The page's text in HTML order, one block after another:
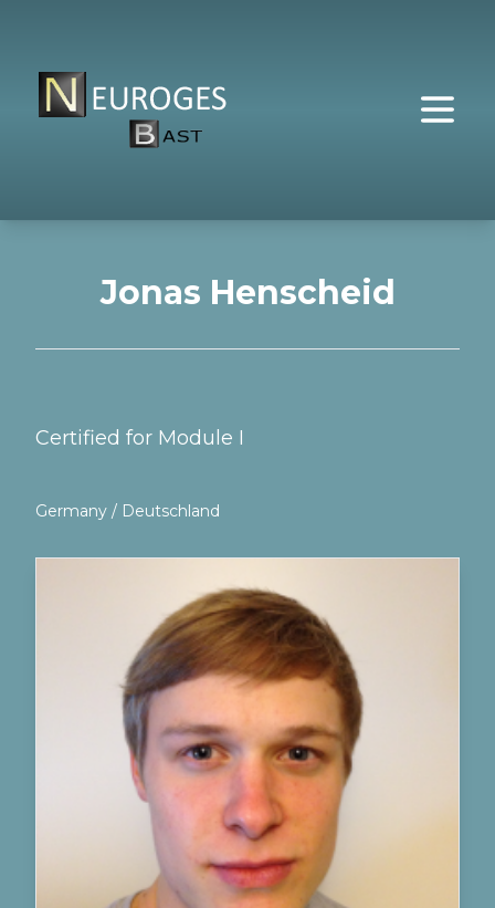
Jonas Henscheid
Certified for Module I
Germany / Deutschland